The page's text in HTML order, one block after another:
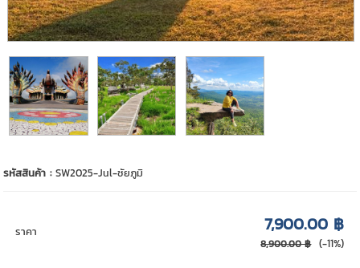
รหัสสินค้า :SW2025-Jul-ชัยภูมิ
ราคา 7,900.00 ฿
8,900.00 ฿ (-11%)